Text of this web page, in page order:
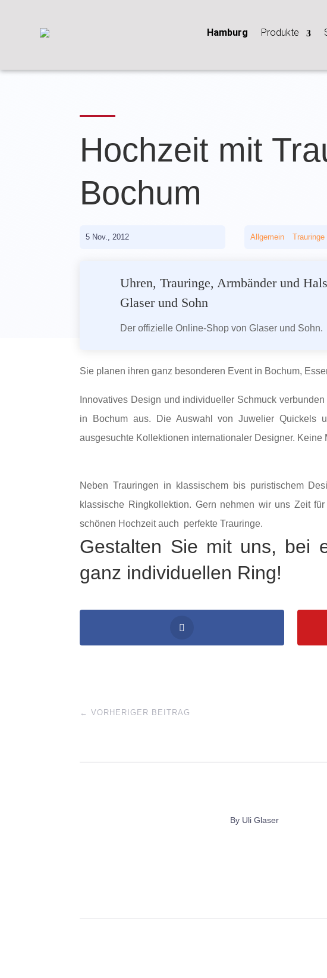
Hamburg Produkte
Hochzeit mit
Bochum
5 Nov., 2012 Allgemein __Trauringe
Uhren, Trauringe, Armbänder und
Glaser und Sohn
Der offizielle Online-Shop von Glaser und Sohn.
Sie planen ihren ganz besonderen Event in Bochum,
Innovatives Design und individueller Schmuck
in Bochum aus. Die Auswahl von Juwelier Quickels
ausgesuchte Kollektionen internationaler Designer.
Neben Trauringen in klassischem bis puristischem
klassische Ringkollektion. Gern nehmen wir uns Zeit
schönen Hochzeit auch perfekte Trauringe.
Gestalten Sie mit uns, bei
ganz individuellen Ring!
←VORHERIGER BEITRAG
By Uli Glaser